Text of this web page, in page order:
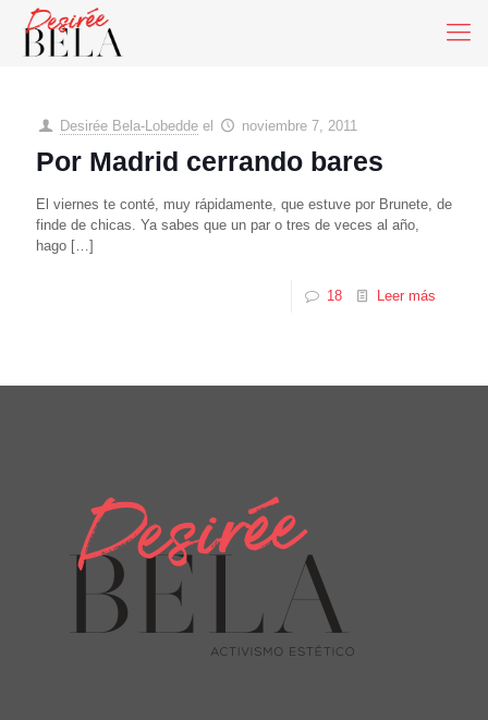
Desirée Bela-Lobedde el noviembre 7, 2011
Por Madrid cerrando bares
El viernes te conté, muy rápidamente, que estuve por Brunete, de
finde de chicas. Ya sabes que un par o tres de veces al año,
hago […]
18 Leer más